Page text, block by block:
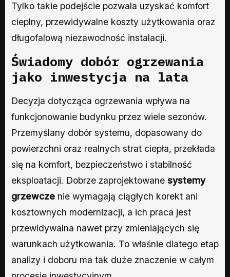
Tylko takie podejście pozwala uzyskać komfort
cieplny, przewidywalne koszty użytkowania oraz
długofalową niezawodność instalacji.
Świadomy dobór ogrzewania
jako inwestycja na lata
Decyzja dotycząca ogrzewania wpływa na
funkcjonowanie budynku przez wiele sezonów.
Przemyślany dobór systemu, dopasowany do
powierzchni oraz realnych strat ciepła, przekłada
się na komfort, bezpieczeństwo i stabilność
eksploatacji. Dobrze zaprojektowane systemy
grzewcze nie wymagają ciągłych korekt ani
kosztownych modernizacji, a ich praca jest
przewidywalna nawet przy zmieniających się
warunkach użytkowania. To właśnie dlatego etap
analizy i doboru ma tak duże znaczenie w całym